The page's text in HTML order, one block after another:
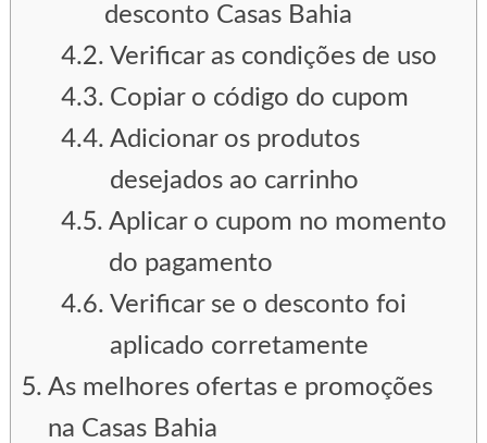
desconto Casas Bahia
Verificar as condições de uso
Copiar o código do cupom
Adicionar os produtos
desejados ao carrinho
Aplicar o cupom no momento
do pagamento
Verificar se o desconto foi
aplicado corretamente
As melhores ofertas e promoções
na Casas Bahia